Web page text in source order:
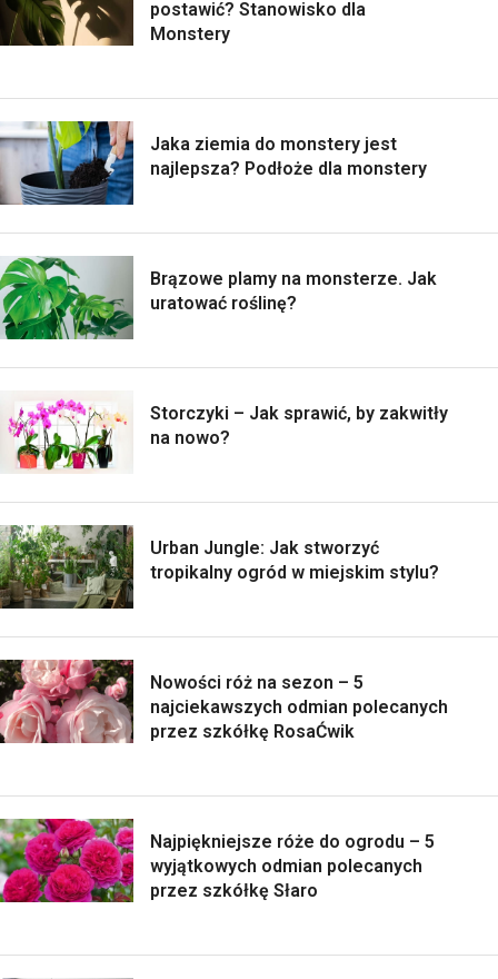
postawić? Stanowisko dla
Monstery
Jaka ziemia do monstery jest
najlepsza? Podłoże dla monstery
Brązowe plamy na monsterze. Jak
uratować roślinę?
Storczyki – Jak sprawić, by zakwitły
na nowo?
Urban Jungle: Jak stworzyć
tropikalny ogród w miejskim stylu?
Nowości róż na sezon – 5
najciekawszych odmian polecanych
przez szkółkę RosaĆwik
Najpiękniejsze róże do ogrodu – 5
wyjątkowych odmian polecanych
przez szkółkę Słaro